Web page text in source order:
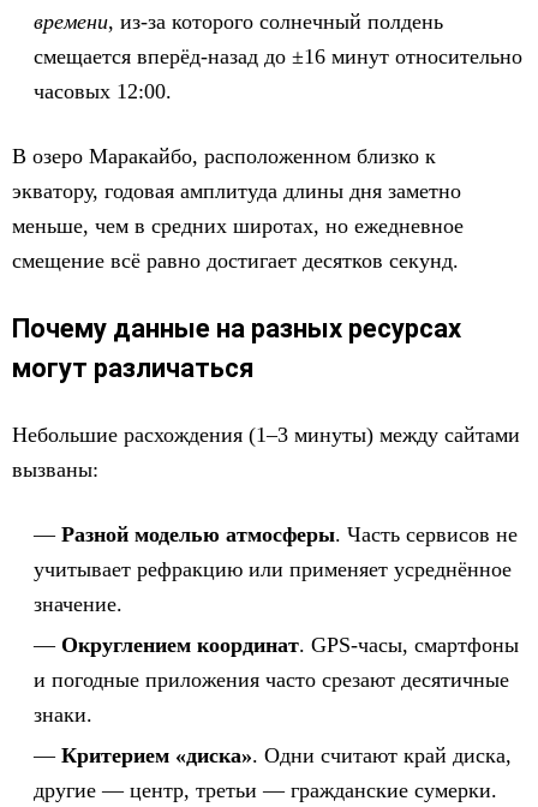
времени, из-за которого солнечный полдень
смещается вперёд-назад до ±16 минут относительно
часовых 12:00.
В озеро Маракайбо, расположенном близко к
экватору, годовая амплитуда длины дня заметно
меньше, чем в средних широтах, но ежедневное
смещение всё равно достигает десятков секунд.
Почему данные на разных ресурсах
могут различаться
Небольшие расхождения (1–3 минуты) между сайтами
вызваны:
Разной моделью атмосферы. Часть сервисов не
учитывает рефракцию или применяет усреднённое
значение.
Округлением координат. GPS-часы, смартфоны
и погодные приложения часто срезают десятичные
знаки.
Критерием «диска». Одни считают край диска,
другие — центр, третьи — гражданские сумерки.